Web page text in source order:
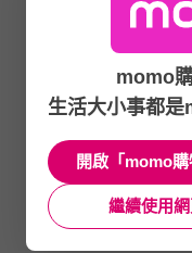
momo
生活大小事都
開啟「momo
繼續使用